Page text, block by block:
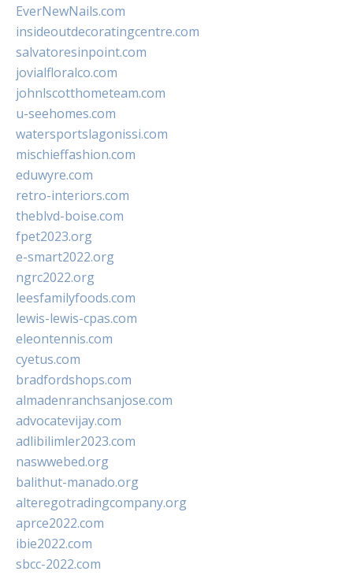
EverNewNails.com
insideoutdecoratingcentre.com
salvatoresinpoint.com
jovialfloralco.com
johnlscotthometeam.com
u-seehomes.com
watersportslagonissi.com
mischieffashion.com
eduwyre.com
retro-interiors.com
theblvd-boise.com
fpet2023.org
e-smart2022.org
ngrc2022.org
leesfamilyfoods.com
lewis-lewis-cpas.com
eleontennis.com
cyetus.com
bradfordshops.com
almadenranchsanjose.com
advocatevijay.com
adlibilimler2023.com
naswwebed.org
balithut-manado.org
alteregotradingcompany.org
aprce2022.com
ibie2022.com
sbcc-2022.com